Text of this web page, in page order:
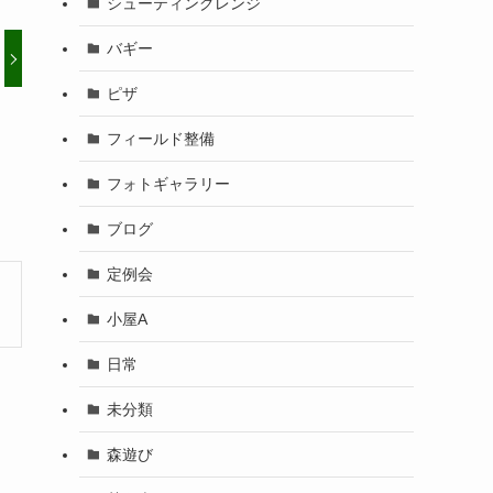
バギー
ピザ
フィールド整備
フォトギャラリー
ブログ
定例会
小屋A
日常
未分類
森遊び